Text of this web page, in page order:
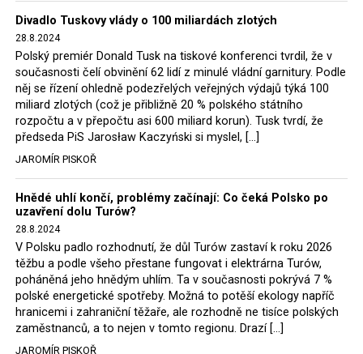
Hołownia, přímo řekli, že by se polská vláda měla
tomuto rozhodnutí podřídit.
Rozhodnutí polského ministra spravedlnosti jistě potěší
německé, české a polské ekology, ale i těžaře. Je těžké si
představit, že by o takové věci rozhodoval sám ministr
Bodnar. Musel získat politický souhlas vládnoucí koalice.
Stále jsou totiž platné argumenty Morawieckého vlády,
že důl i elektrárna jsou – kromě zabezpečování cca 7 %
polského energetického mixu – klíčovými podniky, spolu
se svými dceřinými společnostmi zaměstnávají cca pět
tisíc lidí. Navíc s činností dolu a elektrárny nepřímo
souvisí dalších několik desítek tisíc pracovních míst v
regionu. Zelená politika ale opět zvítězila.
Rozhodnutí polského ministra spravedlnosti jistě potěší
německé, české a polské ekology, kteří žalobu u
Divadlo Tuskovy vlády o 100 miliardách zlotých
28.8.2024
Polský premiér Donald Tusk na tiskové konferenci tvrdil, že v
současnosti čelí obvinění 62 lidí z minulé vládní garnitury. Podle
něj se řízení ohledně podezřelých veřejných výdajů týká 100
miliard zlotých (což je přibližně 20 % polského státního
rozpočtu a v přepočtu asi 600 miliard korun). Tusk tvrdí, že
předseda PiS Jarosław Kaczyński si myslel, […]
JAROMÍR PISKOŘ
Hnědé uhlí končí, problémy začínají: Co čeká Polsko po
uzavření dolu Turów?
28.8.2024
V Polsku padlo rozhodnutí, že důl Turów zastaví k roku 2026
těžbu a podle všeho přestane fungovat i elektrárna Turów,
poháněná jeho hnědým uhlím. Ta v současnosti pokrývá 7 %
polské energetické spotřeby. Možná to potěší ekology napříč
hranicemi i zahraniční těžaře, ale rozhodně ne tisíce polských
zaměstnanců, a to nejen v tomto regionu. Drazí […]
JAROMÍR PISKOŘ